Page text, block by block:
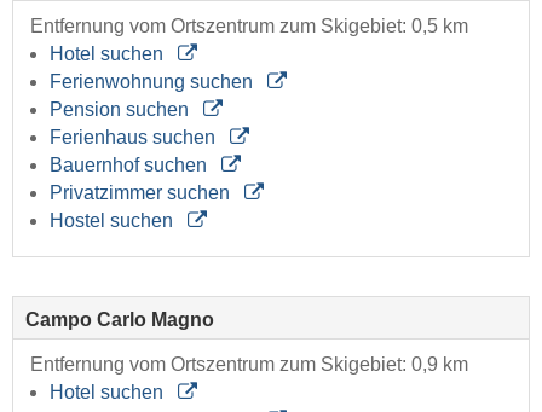
Entfernung vom Ortszentrum zum Skigebiet: 0,5 km
Hotel suchen
Ferienwohnung suchen
Pension suchen
Ferienhaus suchen
Bauernhof suchen
Privatzimmer suchen
Hostel suchen
Campo Carlo Magno
Entfernung vom Ortszentrum zum Skigebiet: 0,9 km
Hotel suchen